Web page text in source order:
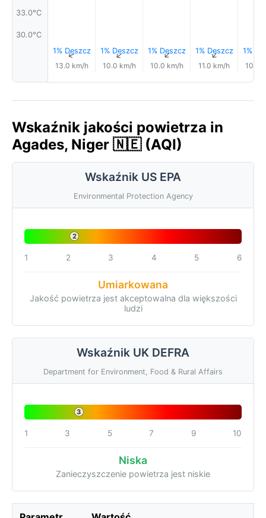
33.0°C
30.0°C
1% Deszcz
↑
13.0 km/h
1% Deszcz
↑
10.0 km/h
1% Deszcz
↑
10.0 km/h
1% Deszcz
↑
11.0 km/h
1%
10.0
Wskaźnik jakości powietrza in
Agades, Niger 🇳🇪 (AQI)
Wskaźnik US EPA
Environmental Protection Agency
2
1 2 3 4 5 6
Umiarkowana
Jakość powietrza jest akceptowalna dla większości
ludzi
Wskaźnik UK DEFRA
Department for Environment, Food & Rural Affairs
3
1 3 5 7 9 10
Niska
Zanieczyszczenie powietrza jest niskie